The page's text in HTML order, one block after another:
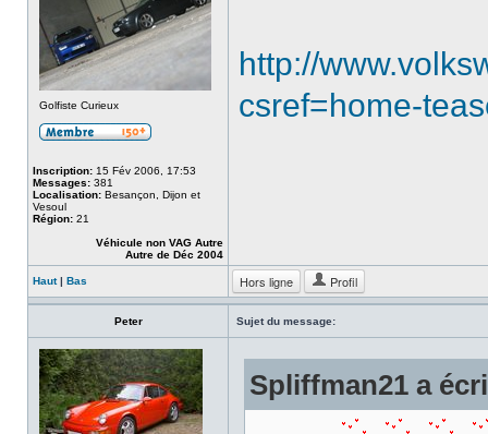
Golfiste Curieux
Inscription: 15 Fév 2006, 17:53
Messages: 381
Localisation: Besançon, Dijon et
Vesoul
Région: 21
Véhicule non VAG Autre
Autre de Déc 2004
http://
csref=home-
Haut| Bas Hors ligne Profil
Peter Sujet du message:
Spliffman21 a